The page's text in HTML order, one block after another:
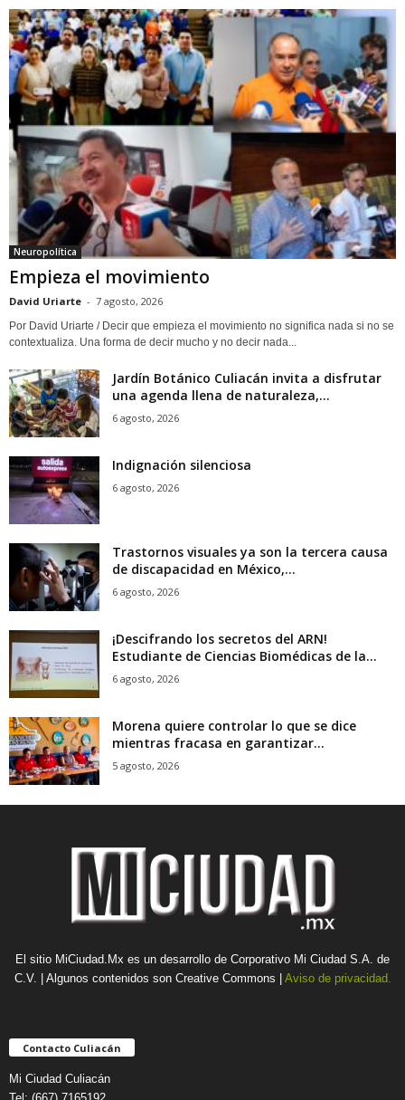
Neuropolítica
Empieza el movimiento
David Uriarte - 7 agosto, 2026
Por David Uriarte / Decir que empieza el movimiento no significa nada si no se
contextualiza. Una forma de decir mucho y no decir nada...
Jardín Botánico Culiacán invita a disfrutar
una agenda llena de naturaleza,...
6 agosto, 2026
Indignación silenciosa
6 agosto, 2026
Trastornos visuales ya son la tercera causa
de discapacidad en México,...
6 agosto, 2026
¡Descifrando los secretos del ARN!
Estudiante de Ciencias Biomédicas de la...
6 agosto, 2026
Morena quiere controlar lo que se dice
mientras fracasa en garantizar...
5 agosto, 2026
El sitio MiCiudad.Mx es un desarrollo de Corporativo Mi Ciudad S.A. de
C.V. | Algunos contenidos son Creative Commons | Aviso de privacidad.
Contacto Culiacán
Mi Ciudad Culiacán